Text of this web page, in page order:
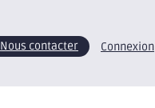
Nous contacter Connexion